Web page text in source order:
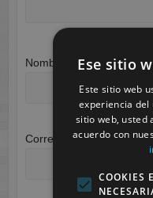
Nombre
Correo electrónico*
Ese sitio
Este sitio web
experiencia
sitio web, usted
acuerdo con
COOKIES